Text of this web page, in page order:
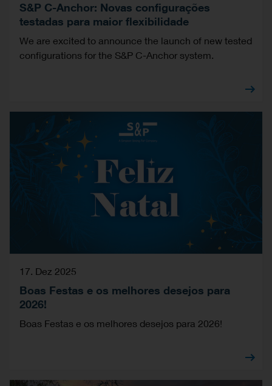
S&P C-Anchor: Novas configurações
testadas para maior flexibilidade
We are excited to announce the launch of new tested
configurations for the S&P C-Anchor system.
17. Dez 2025
Boas Festas e os melhores desejos para
2026!
Boas Festas e os melhores desejos para 2026!